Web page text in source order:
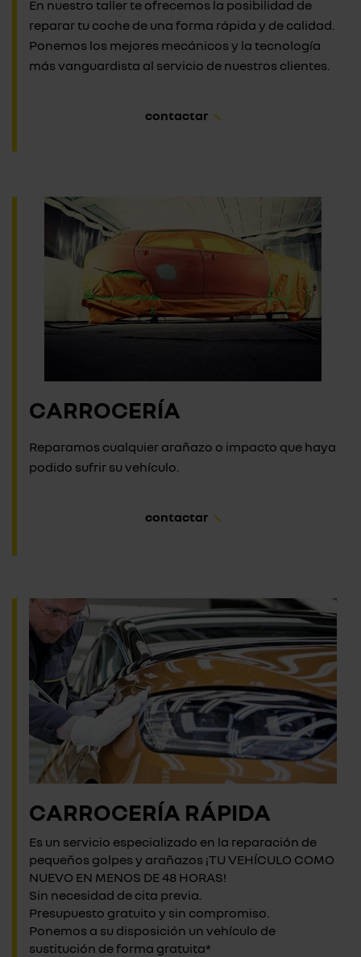
En nuestro taller te ofrecemos la posibilidad de
reparar tu coche de una forma rápida y de calidad.
Ponemos los mejores mecánicos y la tecnología
más vanguardista al servicio de nuestros clientes.
contactar
CARROCERÍA
Reparamos cualquier arañazo o impacto que haya
podido sufrir su vehículo.
contactar
CARROCERÍA RÁPIDA
Es un servicio especializado en la reparación de
pequeños golpes y arañazos ¡TU VEHÍCULO COMO
NUEVO EN MENOS DE 48 HORAS!
Sin necesidad de cita previa.
Presupuesto gratuito y sin compromiso.
Ponemos a su disposición un vehículo de
sustitución de forma gratuita*